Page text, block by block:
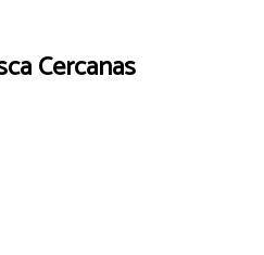
Cercanas